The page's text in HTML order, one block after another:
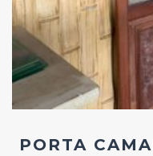
PORTA